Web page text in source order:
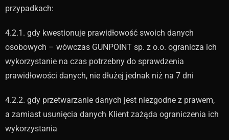
przypadkach:
4.2.1. gdy kwestionuje prawidłowość swoich danych
osobowych – wówczas GUNPOINT sp. z o.o. ogranicza ich
wykorzystanie na czas potrzebny do sprawdzenia
prawidłowości danych, nie dłużej jednak niż na 7 dni
4.2.2. gdy przetwarzanie danych jest niezgodne z prawem,
a zamiast usunięcia danych Klient zażąda ograniczenia ich
wykorzystania